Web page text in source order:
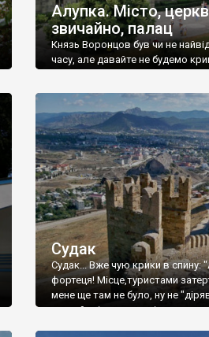
Алупка. Місто,
звичайно, палац
Князь Воронцов був чи не
часу, але давайте не будемо
Судак
Судак... Вже чую крики в спину:
фортеця! Місце,туристами
мене ще там не було, ну не
принаймні до цього літа.